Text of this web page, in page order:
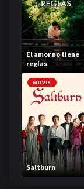
El amor no tiene
reglas
MOVIE
Saltburn